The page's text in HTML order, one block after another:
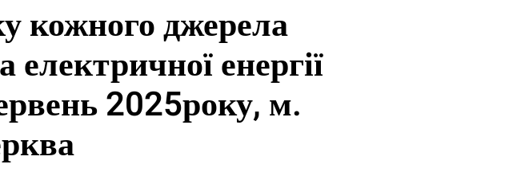
кожного джерела
електричної енергії
2025року, м.